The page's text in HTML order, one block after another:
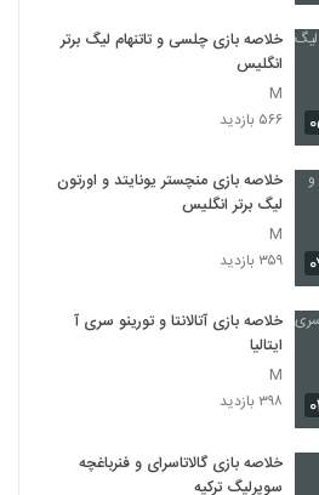
خلاصه بازی چلسی و تاتنهام لیگ برتر
انگلیس
M
۵۶۶ بازدید
خلاصه بازی منچستر یونایتد و اورتون
لیگ برتر انگلیس
M
۳۵۹ بازدید
خلاصه بازی آتالانتا و تورینو سری آ
ایتالیا
M
۳۹۸ بازدید
خلاصه بازی گالاتاسرای و فنرباغچه
سوپرلیگ ترکیه